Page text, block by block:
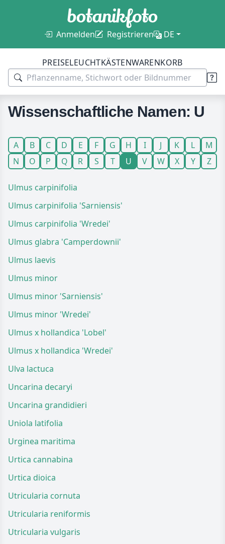
Anmelden Registrieren DE
PREISELEUCHTKÄSTENWARENKORB
Wissenschaftliche Namen: U
A B C D E F G H I J K L
M
N
O P Q R S T U V W X Y Z
Ulmus carpinifolia
Ulmus carpinifolia 'Sarniensis'
Ulmus carpinifolia 'Wredei'
Ulmus glabra 'Camperdownii'
Ulmus laevis
Ulmus minor
Ulmus minor 'Sarniensis'
Ulmus minor 'Wredei'
Ulmus x hollandica 'Lobel'
Ulmus x hollandica 'Wredei'
Ulva lactuca
Uncarina decaryi
Uncarina grandidieri
Uniola latifolia
Urginea maritima
Urtica cannabina
Urtica dioica
Utricularia cornuta
Utricularia reniformis
Utricularia vulgaris